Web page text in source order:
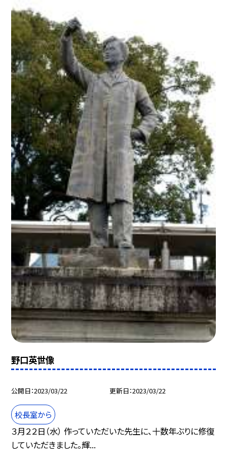
野口英世像
公開日 2023/03/22 更新日 2023/03/22
校長室から
３月２２日（水） 作っていただいた先生に、十数年ぶりに修復
していただきました。輝...